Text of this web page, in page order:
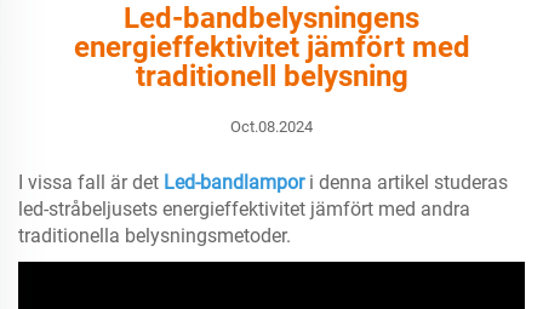
Led-bandbelysningens
energieffektivitet jämfört med
traditionell belysning
Oct.08.2024
I vissa fall är det Led-bandlampor i denna artikel studeras
led-stråbeljusets energieffektivitet jämfört med andra
traditionella belysningsmetoder.